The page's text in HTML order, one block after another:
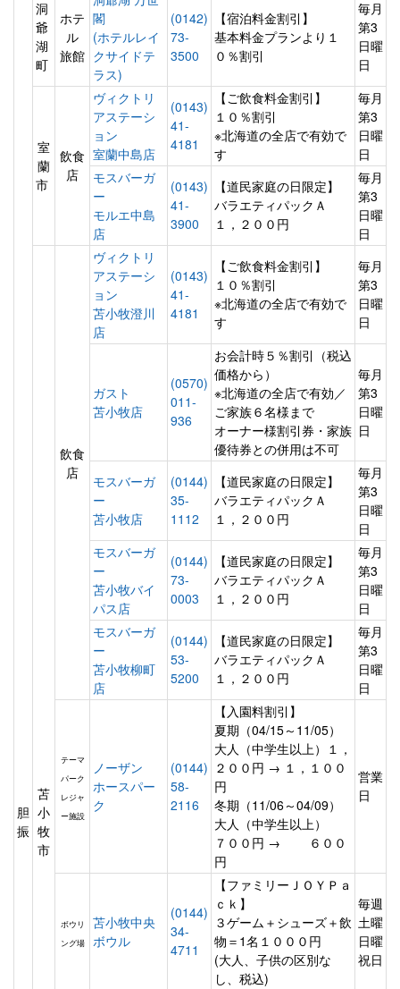
胆
振
洞
爺
湖
町
ホテ
ル
旅館
閣
(ホテルレイ
クサイドテ
ラス)
(0142)
73-
3500
【宿泊料金割引】
基本料金プランより１
０％割引
毎月
第3
日曜
日
室
蘭
市
飲食
店
ヴィクトリ
アステーシ
ョン
室蘭中島店
(0143)
41-
4181
【ご飲食料金割引】
１０％割引
※北海道の全店で有効で
す
毎月
第3
日曜
日
モスバーガ
ー
モルエ中島
店
(0143)
41-
3900
【道民家庭の日限定】
バラエティパックＡ
１，２００円
毎月
第3
日曜
日
苫
小
牧
市
飲食
店
ヴィクトリ
アステーシ
ョン
苫小牧澄川
店
(0143)
41-
4181
【ご飲食料金割引】
１０％割引
※北海道の全店で有効で
す
毎月
第3
日曜
日
ガスト
苫小牧店
(0570)
011-
936
お会計時５％割引（税込
価格から）
※北海道の全店で有効／
ご家族６名様まで
オーナー様割引券・家族
優待券との併用は不可
毎月
第3
日曜
日
モスバーガ
ー
苫小牧店
(0144)
35-
1112
【道民家庭の日限定】
バラエティパックＡ
１，２００円
毎月
第3
日曜
日
モスバーガ
ー
苫小牧バイ
パス店
(0144)
73-
0003
【道民家庭の日限定】
バラエティパックＡ
１，２００円
毎月
第3
日曜
日
モスバーガ
ー
苫小牧柳町
店
(0144)
53-
5200
【道民家庭の日限定】
バラエティパックＡ
１，２００円
毎月
第3
日曜
日
テーマ
パーク
レジャ
ー施設
ノーザン
ホースパー
ク
(0144)
58-
2116
【入園料割引】
夏期（04/15～11/05）
大人（中学生以上）１，
２００円 → １，１００
円
冬期（11/06～04/09）
大人（中学生以上）
７００円 → ６００
円
営業
日
ボウリ
ング場
苫小牧中央
ボウル
(0144)
34-
4711
【ファミリーＪＯＹＰａ
ｃｋ】
３ゲーム＋シューズ＋飲
物＝1名１０００円
(大人、子供の区別な
し、税込)
毎週
土曜
日曜
祝日